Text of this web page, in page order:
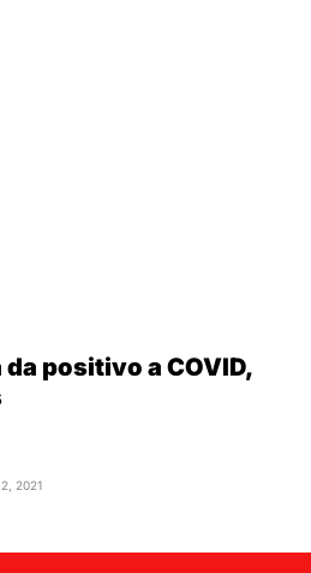
positivo a COVID,
2021